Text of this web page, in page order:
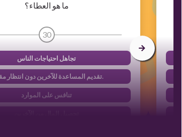
ما هو العطاء؟
30
تجاهل احتياجات الناس
تقديم المساعدة للآخرين دون انتظار مقابل.
تنافس على الموارد